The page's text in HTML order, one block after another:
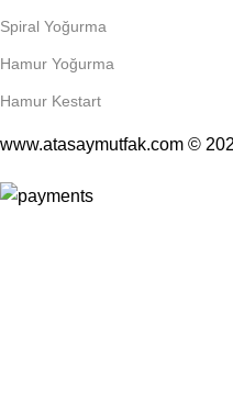
Spiral Yoğurma
Hamur Yoğurma
Hamur Kestart
www.atasaymutfak.com ©